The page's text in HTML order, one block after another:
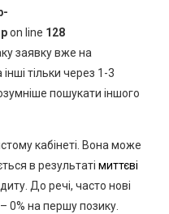
on line 128
заявку вже на
тільки через 1-3
пошукати іншого
кабінеті. Вона може
в результаті миттєві
До речі, часто нові
0% на першу позику.